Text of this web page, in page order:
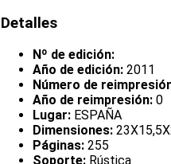
Detalles
Nº de edición:
Año de edición: 2011
Número de
Año de reimpresión: 0
Lugar: ESPAÑA
Dimensiones:
Páginas: 255
Soporte: Rústica